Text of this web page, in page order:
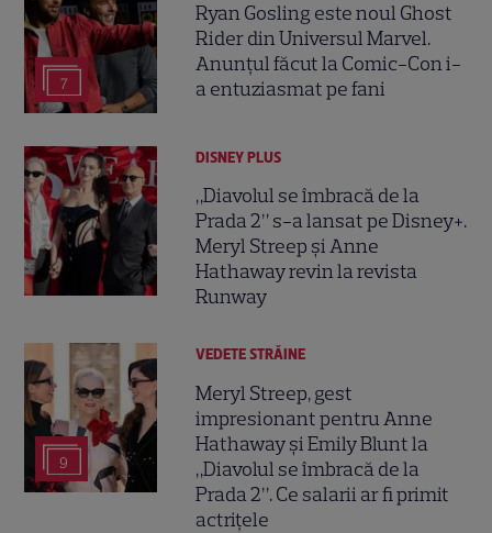
7
Ryan Gosling este noul Ghost
Rider din Universul Marvel.
Anunțul făcut la Comic-Con i-
a entuziasmat pe fani
DISNEY PLUS
„Diavolul se îmbracă de la
Prada 2” s-a lansat pe Disney+.
Meryl Streep și Anne
Hathaway revin la revista
Runway
9
VEDETE STRĂINE
Meryl Streep, gest
impresionant pentru Anne
Hathaway și Emily Blunt la
„Diavolul se îmbracă de la
Prada 2”. Ce salarii ar fi primit
actrițele